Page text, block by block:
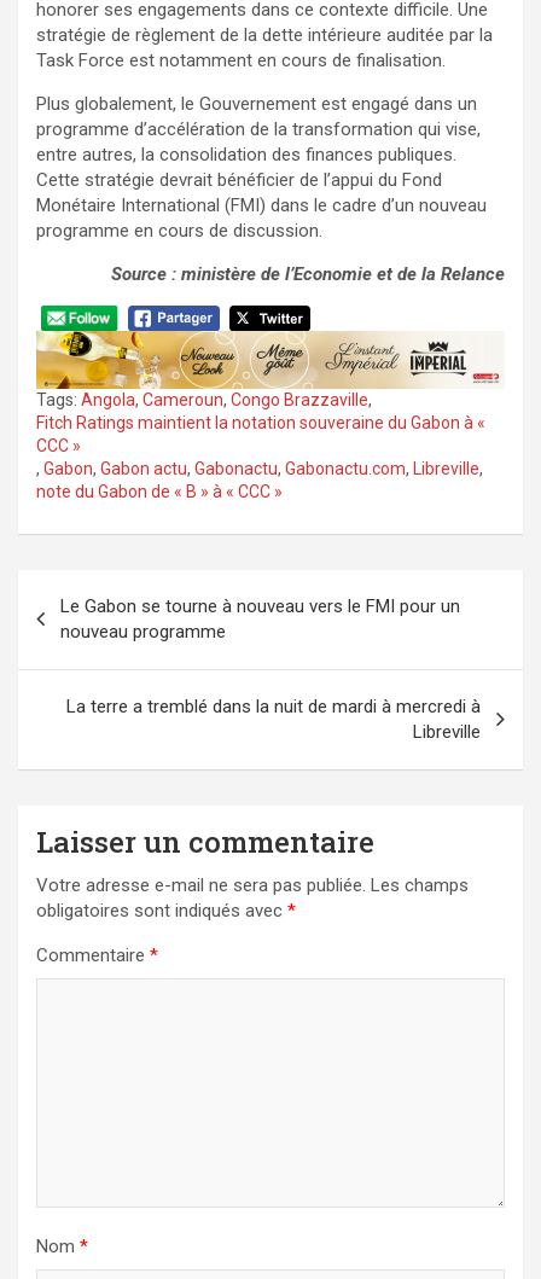
honorer ses engagements dans ce contexte difficile. Une
stratégie de règlement de la dette intérieure auditée par la
Task Force est notamment en cours de finalisation.
Plus globalement, le Gouvernement est engagé dans un
programme d’accélération de la transformation qui vise,
entre autres, la consolidation des finances publiques.
Cette stratégie devrait bénéficier de l’appui du Fond
Monétaire International (FMI) dans le cadre d’un nouveau
programme en cours de discussion.
Source : ministère de l’Economie et de la Relance
Tags: Angola, Cameroun, Congo Brazzaville,
Fitch Ratings maintient la notation souveraine du Gabon à «
CCC »
, Gabon, Gabon actu, Gabonactu, Gabonactu.com, Libreville,
note du Gabon de « B » à « CCC »
de
l’article
Le Gabon se tourne à nouveau vers le FMI pour un
nouveau programme
La terre a tremblé dans la nuit de mardi à mercredi à
Libreville
Laisser un commentaire
Votre adresse e-mail ne sera pas publiée. Les champs
obligatoires sont indiqués avec *
Commentaire *
Nom *